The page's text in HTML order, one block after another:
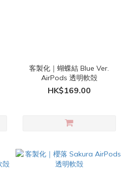
客製化｜蝴蝶結 Blue Ver.
AirPods 透明軟殻
HK$169.00